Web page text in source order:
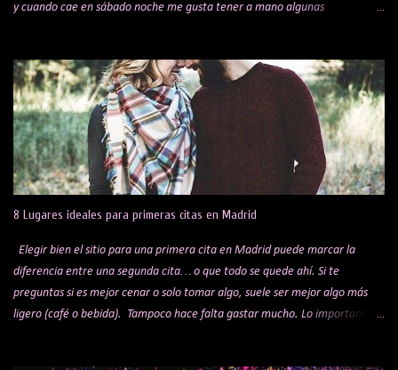
y cuando cae en sábado noche me gusta tener a mano algunas
puede interesar. Bar Koki Real Mítico bar de los hermanos López que hace
años se hicieron virales por sus celebraciones de los goles del Real Madrid.
Bar sobre todo para madridistas, con raciones buenísimas y muy buen
trato por parte del dueño, Jesús. Ambientazo en los partidos. Obligatorio
reservar mesa días antes. Está en Barajas, en la C/ de la Playa de San Juan,
13. La Liga 29's Legends Me han hablado muy bien de este restaurante,
por to...
8 Lugares ideales para primeras citas en Madrid
Elegir bien el sitio para una primera cita en Madrid puede marcar la
diferencia entre una segunda cita… o que todo se quede ahí. Si te
preguntas si es mejor cenar o solo tomar algo, suele ser mejor algo más
ligero (café o bebida). Tampoco hace falta gastar mucho. Lo importante